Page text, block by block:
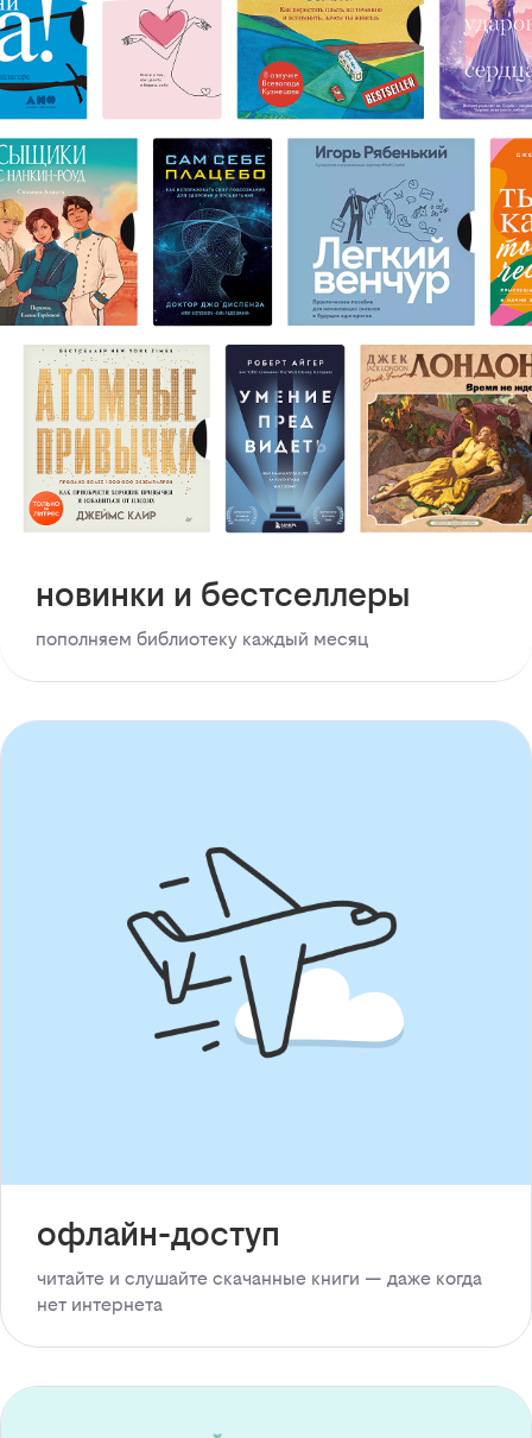
новинки и бестселлеры
пополняем библиотеку каждый месяц
офлайн-доступ
читайте и слушайте скачанные книги — даже когда
нет интернета